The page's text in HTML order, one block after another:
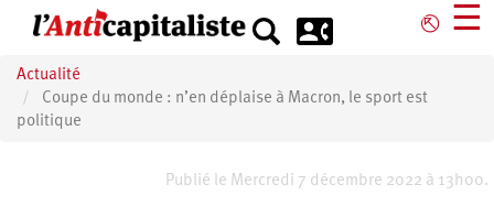
principal
⎋ ☰
Actualité
Coupe du monde : n’en déplaise à Macron, le sport est
politique
Publié le Mercredi 7 décembre 2022 à 13h00.